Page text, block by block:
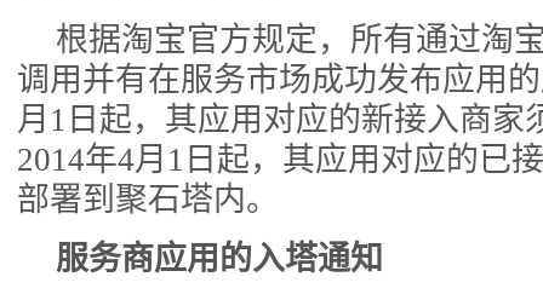
根据淘宝官方规定，所有通过淘
调用并有在服务市场成功发布应用
月1日起，其应用对应的新接入商家
2014年4月1日起，其应用对应的已
部署到聚石塔内。
服务商应用的入塔通知